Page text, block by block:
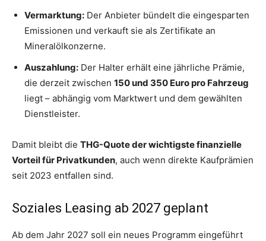
Vermarktung: Der Anbieter bündelt die eingesparten
Emissionen und verkauft sie als Zertifikate an
Mineralölkonzerne.
Auszahlung: Der Halter erhält eine jährliche Prämie,
die derzeit zwischen 150 und 350 Euro pro Fahrzeug
liegt – abhängig vom Marktwert und dem gewählten
Dienstleister.
Damit bleibt die THG-Quote der wichtigste finanzielle
Vorteil für Privatkunden, auch wenn direkte Kaufprämien
seit 2023 entfallen sind.
Soziales Leasing ab 2027 geplant
Ab dem Jahr 2027 soll ein neues Programm eingeführt